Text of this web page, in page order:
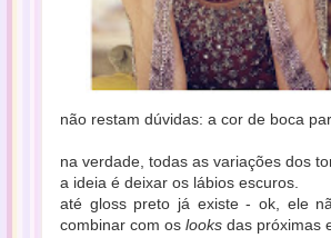
não restam dúvidas: a cor de boca
na verdade, todas as variações dos
a ideia é deixar os lábios escuros.
até gloss preto já existe - ok, ele
combinar com os looks das próximas